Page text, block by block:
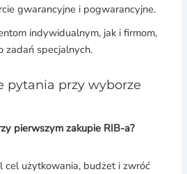
gwarancyjne i pogwarancyjne.
indywidualnym, jak i firmom,
zadań specjalnych.
pytania przy wyborze
pierwszym zakupie RIB-a?
cel użytkowania, budżet i zwróć